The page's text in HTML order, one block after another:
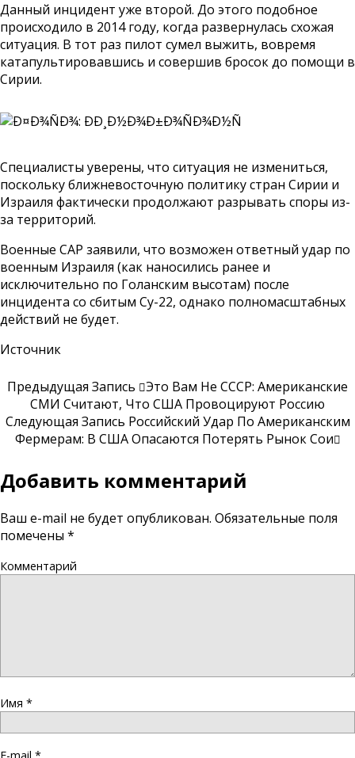
Данный инцидент уже второй. До этого подобное
происходило в 2014 году, когда развернулась схожая
ситуация. В тот раз пилот сумел выжить, вовремя
катапультировавшись и совершив бросок до помощи в
Сирии.
Специалисты уверены, что ситуация не измениться,
поскольку ближневосточную политику стран Сирии и
Израиля фактически продолжают разрывать споры из-
за территорий.
Военные САР заявили, что возможен ответный удар по
военным Израиля (как наносились ранее и
исключительно по Голанским высотам) после
инцидента со сбитым Су-22, однако полномасштабных
действий не будет.
Источник
Предыдущая Запись
Это Вам Не СССР: Американские
СМИ Считают, Что США Провоцируют Россию
Следующая Запись Российский Удар По Американским
Фермерам: В США Опасаются Потерять Рынок Сои
Добавить комментарий
Ваш e-mail не будет опубликован. Обязательные поля
помечены *
Комментарий
Имя *